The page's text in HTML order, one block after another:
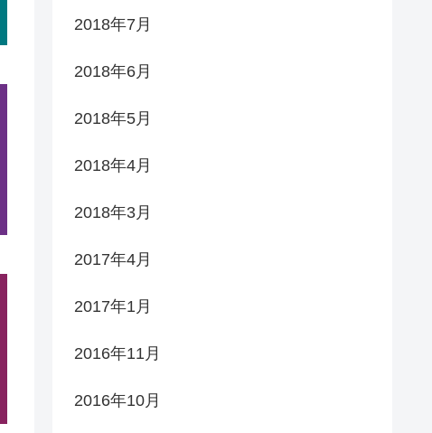
2018年7月
2018年6月
2018年5月
2018年4月
2018年3月
2017年4月
2017年1月
2016年11月
2016年10月